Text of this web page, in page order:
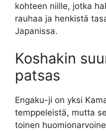
kohteen niille, jotka
rauhaa ja henkistä
Japanissa.
Koshakin
patsas
Engaku-ji on yksi
temppeleistä, mutta
toinen